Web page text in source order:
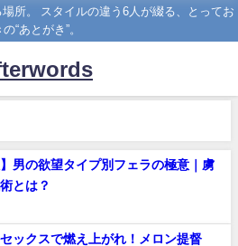
所。 スタイルの違う6人が綴る、とってお
の“あとがき”。
】男の欲望タイプ別フェラの極意｜虜
とは？
ックスで燃え上がれ！メロン提督